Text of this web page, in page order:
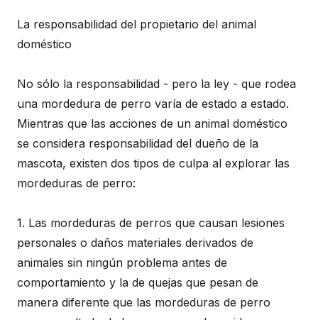
La responsabilidad del propietario del animal
doméstico
No sólo la responsabilidad - pero la ley - que rodea
una mordedura de perro varía de estado a estado.
Mientras que las acciones de un animal doméstico
se considera responsabilidad del dueño de la
mascota, existen dos tipos de culpa al explorar las
mordeduras de perro:
1. Las mordeduras de perros que causan lesiones
personales o daños materiales derivados de
animales sin ningún problema antes de
comportamiento y la de quejas que pesan de
manera diferente que las mordeduras de perro